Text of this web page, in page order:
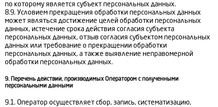
по которому является субъект персональных данных.
8.9. Условием прекращения обработки персональных данных
может являться достижение целей обработки персональных
данных, истечение срока действия согласия субъекта
персональных данных, отзыв согласия субъектом персональных
данных или требование о прекращении обработки
персональных данных, а также выявление неправомерной
обработки персональных данных.
9. Перечень действий, производимых Оператором с полученными
персональными данными
9.1. Оператор осуществляет сбор, запись, систематизацию,